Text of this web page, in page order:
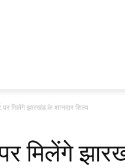
पर मिलेंगे झारखंड के शानदार शिल्प
पर मिलेंगे